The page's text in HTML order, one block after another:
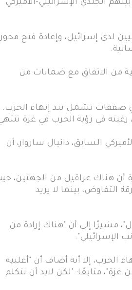
الجندي الإسرائيلي-الأميركي
لدى إسرائيل، وإعادة فتح محور
من الاتفاق مع ضمانات من
صفقات تشمل بند إنهاء الحرب.
رغبته في رؤية الحرب في غزة
السابق، دانيال ساروار، أن
أن هناك عراقيل من الجهتين،
بينما لا يريد
مشيرًا إلى أن "هناك إرادة من
الإسرائيلي".
إلا أنه أضاف أن "أغلبية
متابعًا: "لكن لابد أن نتكلم